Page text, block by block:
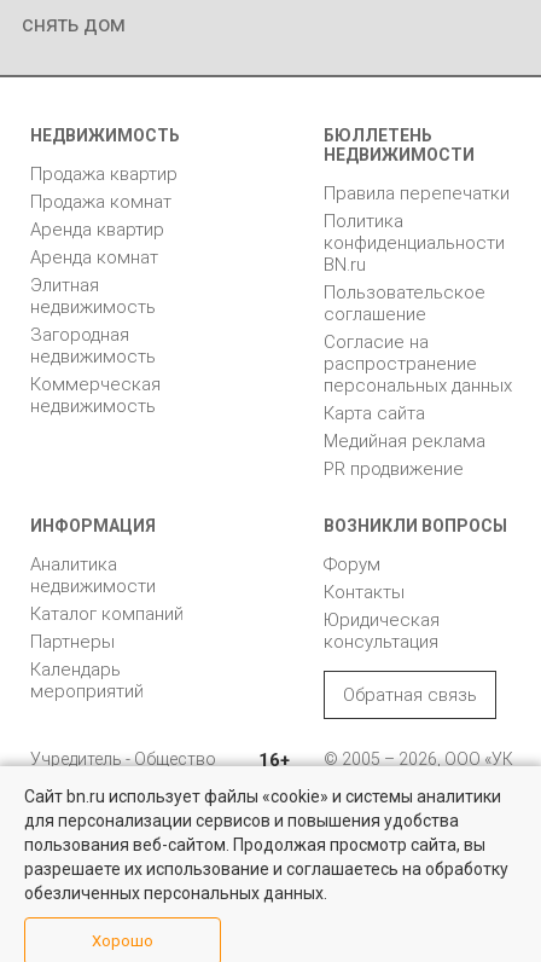
снять дом
НЕДВИЖИМОСТЬ
Продажа квартир
Продажа комнат
Аренда квартир
Аренда комнат
Элитная
недвижимость
Загородная
недвижимость
Коммерческая
недвижимость
БЮЛЛЕТЕНЬ
НЕДВИЖИМОСТИ
Правила перепечатки
Политика
конфиденциальности
BN.ru
Пользовательское
соглашение
Согласие на
распространение
персональных данных
Карта сайта
Медийная реклама
PR продвижение
ИНФОРМАЦИЯ
Аналитика
недвижимости
Каталог компаний
Партнеры
Календарь
мероприятий
ВОЗНИКЛИ ВОПРОСЫ
Форум
Контакты
Юридическая
консультация
Обратная связь
Учредитель - Общество
ответственностью
"Управляющая
компания "Бюллетень
недвижимости"
16+
© 2005 – 2026, ООО «УК
196105, Санкт-
Петербург, пр. Юрия
Гагарина, 1
8 (812) 331-93-56
reklama@bn.ru
Сайт bn.ru использует файлы «cookie» и системы аналитики
для персонализации сервисов и повышения удобства
пользования веб-сайтом. Продолжая просмотр сайта, вы
разрешаете их использование и соглашаетесь на обработку
обезличенных персональных данных.
Хорошо